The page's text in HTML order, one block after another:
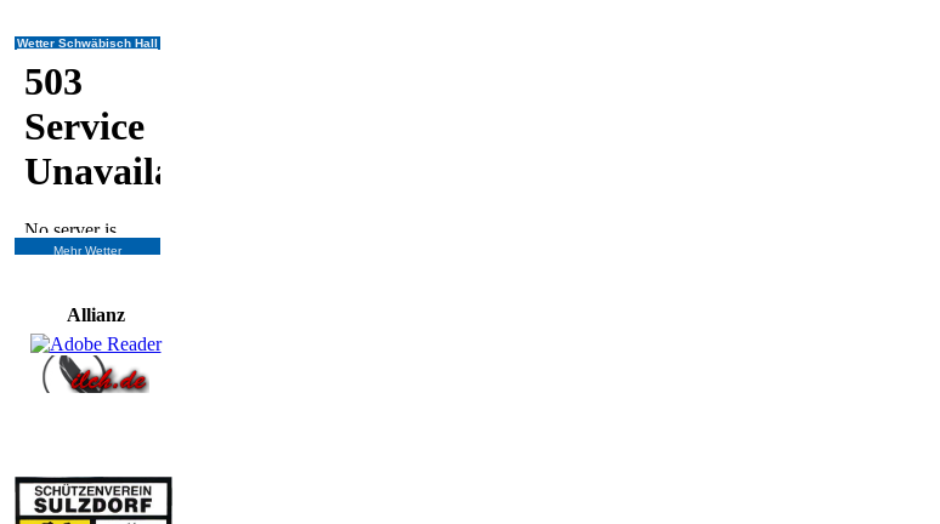
Wetter Schwäbisch Hall
Mehr Wetter
Allianz